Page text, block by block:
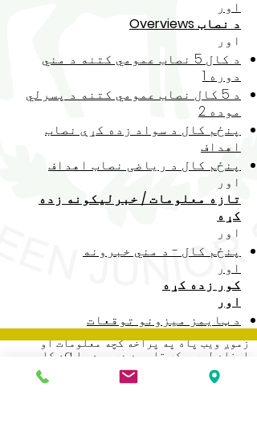
اور
د نصاب Overviews
اور
د کال 5 نصاب عمومي کتنه د مني
دوره 1
د 5 کال نصاب عمومي کتنه د پسرلي
موده 2
پنځم کال د سواد زده کړې نصاب
اهداف
پنځم کال د ریاضی نصاب اهداف
اور
تازه معلومات / خبرلیکونه زده
کړه
اور
پنځم کال - د مني خبرونه
اور
کور زده کړه
اور
د ټایمز میزونو توقعات
زموږ ویب پاه په پراخه کچه معلومات او
اسناد لري ، که تاسو د دې یوه پا aه کاپي
غواړئ مهرباني وکړئ د ښوونځي دفتر سره
اړیکه ونیسئ.